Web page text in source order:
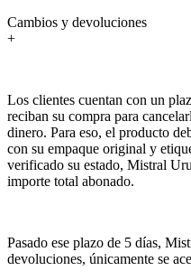
Cambios y devoluciones
+
Los clientes cuentan con un
reciban su compra para
dinero. Para eso, el producto
con su empaque original y
verificado su estado, Mistral
importe total abonado.
Pasado ese plazo de 5 días,
devoluciones, únicamente se